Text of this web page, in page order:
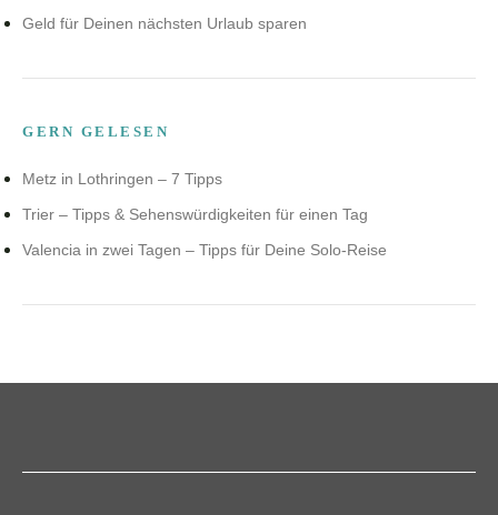
Geld für Deinen nächsten Urlaub sparen
GERN GELESEN
Metz in Lothringen – 7 Tipps
Trier – Tipps & Sehenswürdigkeiten für einen Tag
Valencia in zwei Tagen – Tipps für Deine Solo-Reise